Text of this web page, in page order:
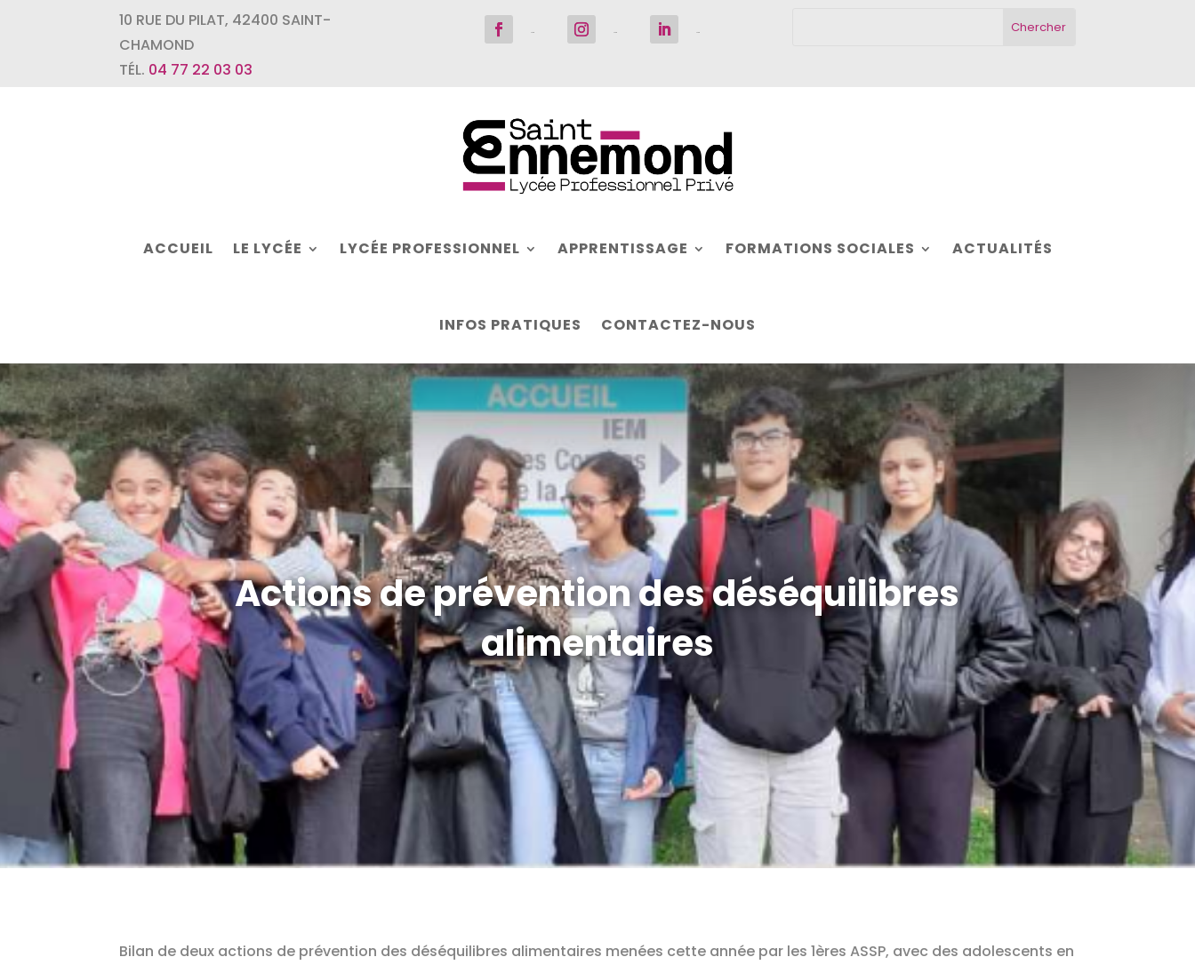
10 RUE DU PILAT, 42400 SAINT-
CHAMOND
TÉL. 04 77 22 03 03
ACCUEIL LE LYCÉE LYCÉE PROFESSIONNEL APPRENTISSAGE FORMATIONS SOCIALES ACTUALITÉS
INFOS PRATIQUES CONTACTEZ-NOUS
Actions de prévention des déséquilibres
alimentaires
Bilan de deux actions de prévention des déséquilibres alimentaires menées cette année par les 1ères ASSP, avec des adolescents en